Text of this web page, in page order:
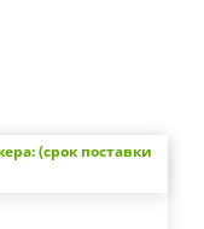
(срок поставки